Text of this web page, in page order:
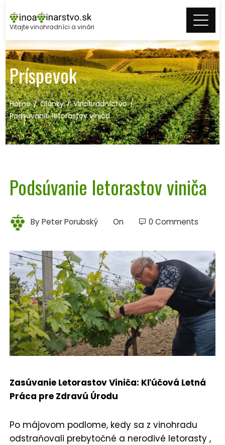
to
content
Vitajte vinohradníci a vinári
Príspevok
Home Články
Vinohradníctvo
Podsúvanie letorastov viniča
Podsúvanie letorastov viniča
ByPeter Porubský On 0 Comments
Zasúvanie Letorastov Viniča: Kľúčová Letná
Práca pre Zdravú Úrodu
Po májovom podlome, kedy sa z vinohradu
odstraňovali prebytočné a nerodivé letorasty ,